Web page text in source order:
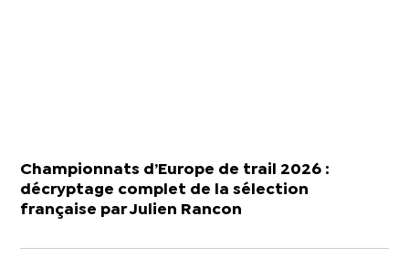
Championnats d’Europe de trail 2026 :
décryptage complet de la sélection
française par Julien Rancon